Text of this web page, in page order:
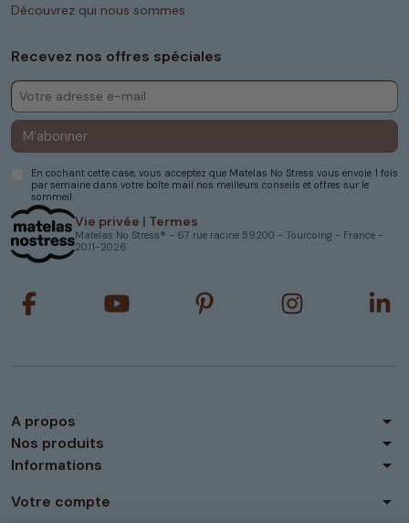
Vie privée | Termes
Matelas No Stress® - 67 rue racine 59200 - Tourcoing - France -
2011-2026
Découvrez qui nous sommes
Recevez nos offres spéciales
M’abonner
En cochant cette case, vous acceptez que Matelas No Stress vous envoie 1 fois
par semaine dans votre boîte mail nos meilleurs conseils et offres sur le
sommeil.
A propos arrow_drop_down
Nos produits arrow_drop_down
Informations arrow_drop_down
Votre compte arrow_drop_down